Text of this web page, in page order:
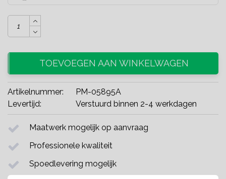
TOEVOEGEN AAN WINKELWAGEN
Artikelnummer:
PM-05895A
Levertijd:
Verstuurd binnen 2-4 werkdagen
Maatwerk mogelijk op aanvraag
Professionele kwaliteit
Spoedlevering mogelijk